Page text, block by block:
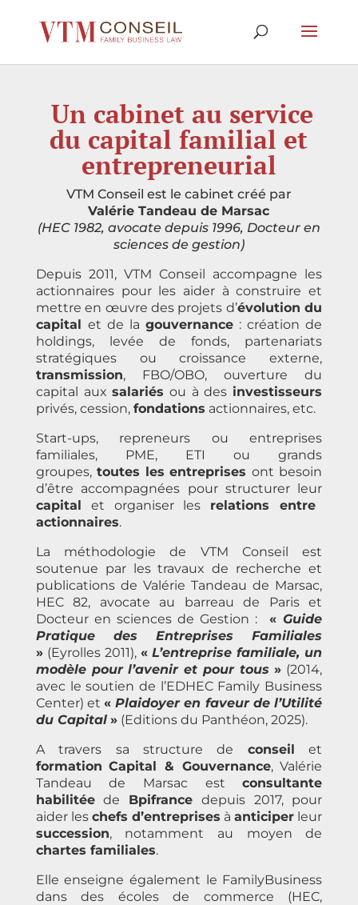
Un cabinet au service
du capital familial et
entrepreneurial
VTM Conseil est le cabinet créé par
Valérie Tandeau de Marsac
(HEC 1982, avocate depuis 1996, Docteur en
sciences de gestion)
Depuis 2011, VTM Conseil accompagne les
actionnaires pour les aider à construire et
mettre en œuvre des projets d’évolution du
capital et de la gouvernance : création de
holdings, levée de fonds, partenariats
stratégiques ou croissance externe,
transmission, FBO/OBO, ouverture du
capital auxsalariés ou à des investisseurs
privés, cession, fondations actionnaires, etc.
Start-ups, repreneurs ou entreprises
familiales, PME, ETI ou grands
groupes, toutes les entreprisesont besoin
d’être accompagnées pour structurer leur
capital et organiser les relations entre
actionnaires.
La méthodologie de VTM Conseil est
soutenue par les travaux de recherche et
publications de Valérie Tandeau de Marsac,
HEC 82, avocate au barreau de Paris et
Docteur en sciences de Gestion :
«Guide
Pratique des Entreprises Familiales
»(Eyrolles 2011), «L’entreprise familiale, un
modèle pour l’avenir et pour tous» (2014,
avec le soutien de l’EDHEC Family Business
Center) et« Plaidoyer en faveur de l’Utilité
du Capital »(Editions du Panthéon, 2025).
A travers sa structure de conseil et
formation Capital & Gouvernance, Valérie
Tandeau de Marsac estconsultante
habilitéede Bpifrance depuis 2017, pour
aider les chefs d’entreprises àanticiper leur
succession, notamment au moyen de
chartes familiales.
Elle enseigne également le FamilyBusiness
dans des écoles de commerce (HEC,